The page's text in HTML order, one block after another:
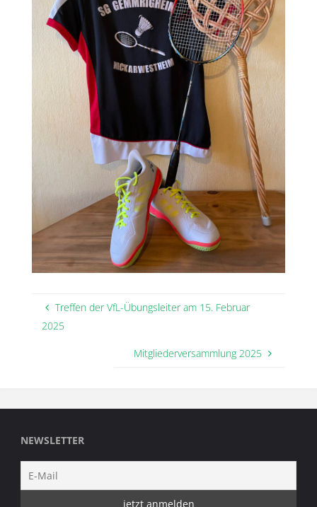
Treffen der VfL-Übungsleiter am 15. Februar
2025
Mitgliederversammlung 2025
NEWSLETTER